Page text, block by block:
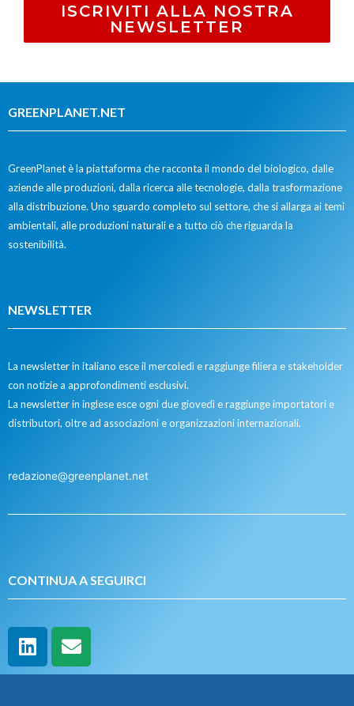
ISCRIVITI ALLA NOSTRA
NEWSLETTER
GREENPLANET.NET
GreenPlanet è la piattaforma che racconta il mondo del biologico, dalle
aziende alle produzioni, dalla ricerca alle tecnologie, dalla trasformazione
alla distribuzione. Uno sguardo completo sul settore, che si allarga ai temi
ambientali, alle produzioni naturali e a tutto ciò che riguarda la
sostenibilità.
NEWSLETTER
La newsletter in italiano esce il mercoledì e raggiunge filiera e stakeholder
con notizie a approfondimenti esclusivi.
La newsletter in inglese esce ogni due giovedì e raggiunge importatori e
distributori, oltre ad associazioni e organizzazioni internazionali.
redazione@greenplanet.net
CONTINUA A SEGUIRCI